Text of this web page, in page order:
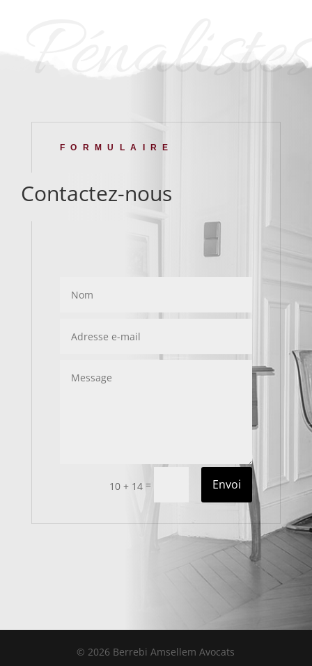
Pénalistes
FORMULAIRE
Contactez-nous
10 + 14 = Envoi
© 2026 Berrebi Amsellem Avocats